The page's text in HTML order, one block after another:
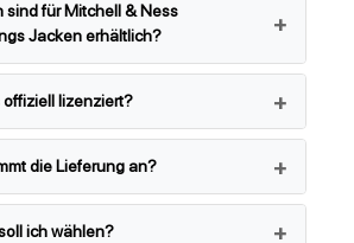
sind für Mitchell & Ness
Jacken erhältlich?
offiziell lizenziert?
die Lieferung an?
ich wählen?